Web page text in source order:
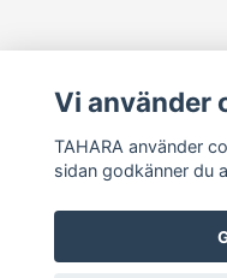
Vi använder
TAHARA använder
sidan godkänner du